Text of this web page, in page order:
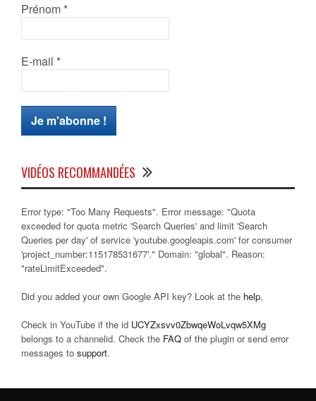
Prénom *
E-mail *
VIDÉOS RECOMMANDÉES
Error type: "Too Many Requests". Error message: "Quota
exceeded for quota metric 'Search Queries' and limit 'Search
Queries per day' of service 'youtube.googleapis.com' for consumer
'project_number:115178531677'." Domain: "global". Reason:
"rateLimitExceeded".
Did you added your own Google API key? Look at the help.
Check in YouTube if the id UCYZxsvv0ZbwqeWoLvqw5XMg
belongs to a channelid. Check the FAQ of the plugin or send error
messages to support.